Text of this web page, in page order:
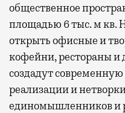
общественное
площадью 6 тыс. м кв.
открыть офисные и
кофейни, рестораны и
создадут
реализации и
единомышленников и